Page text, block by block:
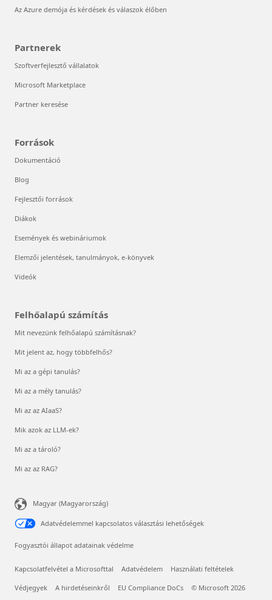
Az Azure demója és kérdések és válaszok élőben
Partnerek
Szoftverfejlesztő vállalatok
Microsoft Marketplace
Partner keresése
Források
Dokumentáció
Blog
Fejlesztői források
Diákok
Események és webináriumok
Elemzői jelentések, tanulmányok, e-könyvek
Videók
Felhőalapú számítás
Mit nevezünk felhőalapú számításnak?
Mit jelent az, hogy többfelhős?
Mi az a gépi tanulás?
Mi az a mély tanulás?
Mi az az AIaaS?
Mik azok az LLM-ek?
Mi az a tároló?
Mi az az RAG?
Magyar (Magyarország)
Adatvédelemmel kapcsolatos választási lehetőségek
Fogyasztói állapot adatainak védelme
Kapcsolatfelvétel a Microsofttal Adatvédelem Használati feltételek
Védjegyek A hirdetéseinkről EU Compliance DoCs © Microsoft 2026